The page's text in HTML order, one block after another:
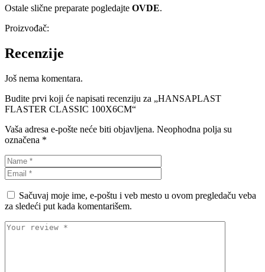
Ostale slične preparate pogledajte OVDE.
Proizvođač:
Recenzije
Još nema komentara.
Budite prvi koji će napisati recenziju za „HANSAPLAST
FLASTER CLASSIC 100X6CM“
Vaša adresa e-pošte neće biti objavljena. Neophodna polja su
označena *
Sačuvaj moje ime, e-poštu i veb mesto u ovom pregledaču veba
za sledeći put kada komentarišem.